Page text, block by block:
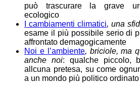
può trascurare la grave
ecologico
I cambiamenti climatici, una
esame il più possibile serio di
affrontato demagogicamente
Noi e l’ambiente, briciole, ma
anche noi: qualche piccolo,
allcuna pretesa, su come
a un mondo più politico